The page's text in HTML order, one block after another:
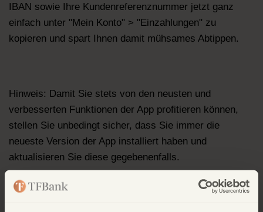
IBAN sowie Ihre Kundenreferenznummer jetzt ganz
einfach unter "Mein Konto" > "Einzahlungen" zu
kopieren und spart Ihnen damit mühsames Abtippen.
Hinweis: Damit Sie stets von den neusten und
verbesserten Funktionen der App profitieren können,
stellen Sie unbedingt sicher, dass Sie immer die
neueste Version der App installiert haben und
aktualisieren Sie diese gegebenenfalls.